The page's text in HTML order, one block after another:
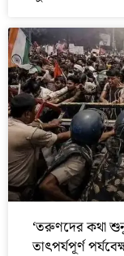
‘তরুণদের কথা
তাৎপর্যপূর্ণ